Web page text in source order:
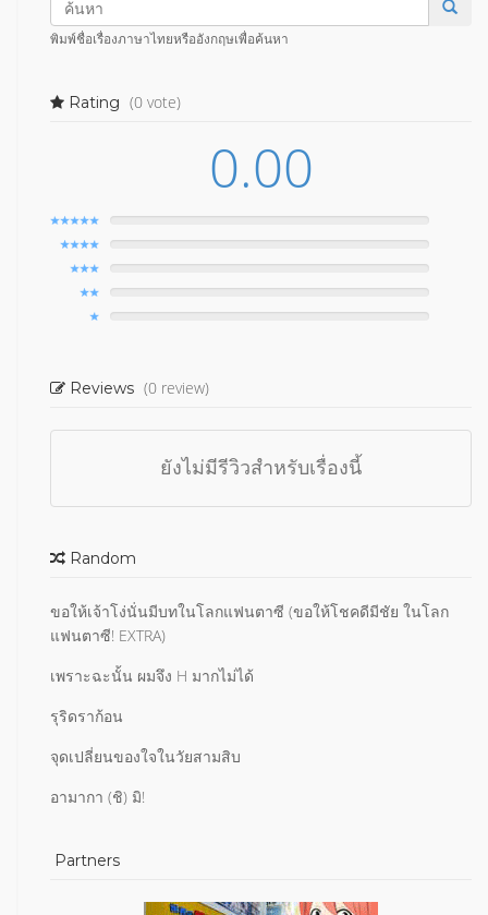
พิมพ์ชื่อเรื่องภาษาไทยหรืออังกฤษเพื่อค้นหา
Rating (0 vote)
0.00
Reviews (0 review)
ยังไม่มีรีวิวสำหรับเรื่องนี้
Random
ขอให้เจ้าโง่นั่นมีบทในโลกแฟนตาซี (ขอให้โชคดีมีชัย ในโลก
แฟนตาซี! EXTRA)
เพราะฉะนั้น ผมจึง H มากไม่ได้
รุริดราก้อน
จุดเปลี่ยนของใจในวัยสามสิบ
อามากา (ชิ) มิ!
Partners